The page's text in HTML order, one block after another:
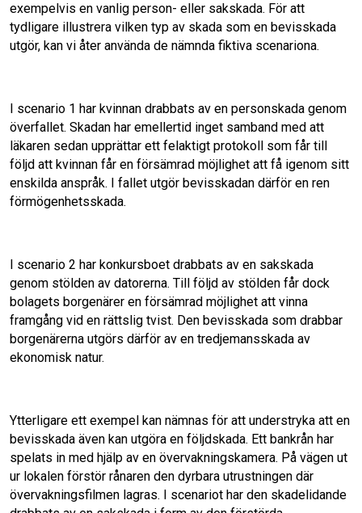
exempelvis en vanlig person- eller sakskada. För att
tydligare illustrera vilken typ av skada som en bevisskada
utgör, kan vi åter använda de nämnda fiktiva scenariona.
I scenario 1 har kvinnan drabbats av en personskada genom
överfallet. Skadan har emellertid inget samband med att
läkaren sedan upprättar ett felaktigt protokoll som får till
följd att kvinnan får en försämrad möjlighet att få igenom sitt
enskilda anspråk. I fallet utgör bevisskadan därför en ren
förmögenhetsskada.
I scenario 2 har konkursboet drabbats av en sakskada
genom stölden av datorerna. Till följd av stölden får dock
bolagets borgenärer en försämrad möjlighet att vinna
framgång vid en rättslig tvist. Den bevisskada som drabbar
borgenärerna utgörs därför av en tredjemansskada av
ekonomisk natur.
Ytterligare ett exempel kan nämnas för att understryka att en
bevisskada även kan utgöra en följdskada. Ett bankrån har
spelats in med hjälp av en övervakningskamera. På vägen ut
ur lokalen förstör rånaren den dyrbara utrustningen där
övervakningsfilmen lagras. I scenariot har den skadelidande